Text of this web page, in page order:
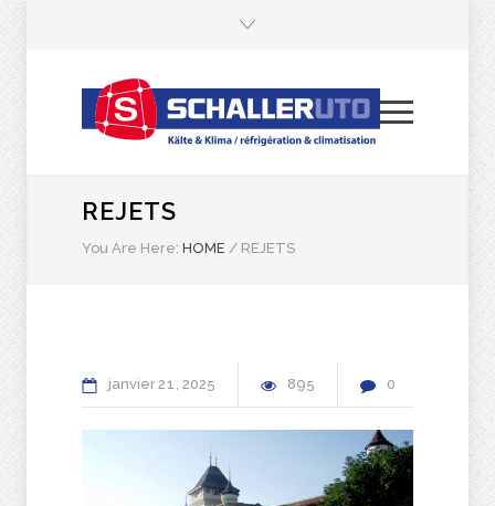
REJETS
You Are Here: HOME / REJETS
janvier21 2025 895 0